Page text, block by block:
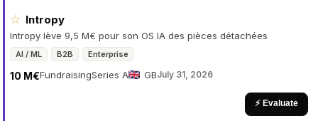
☆ Intropy
Intropy lève 9,5 M€ pour son OS IA des pièces détachées
AI / ML B2B Enterprise
Fundraising
10 M€ Series A GBJuly 31, 2026
⚡ Evaluate